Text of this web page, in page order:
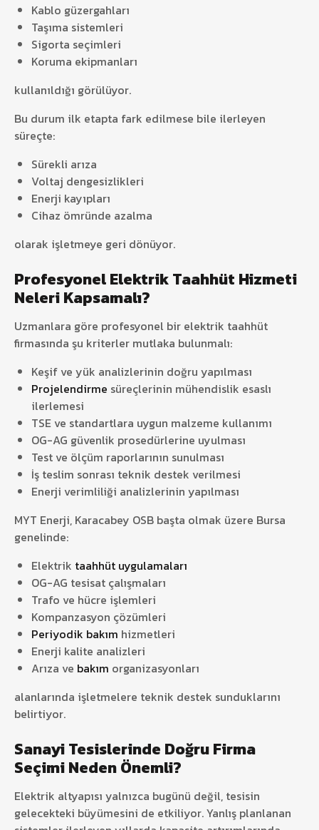
Kablo güzergahları
Taşıma sistemleri
Sigorta seçimleri
Koruma ekipmanları
kullanıldığı görülüyor.
Bu durum ilk etapta fark edilmese bile ilerleyen
süreçte:
Sürekli arıza
Voltaj dengesizlikleri
Enerji kayıpları
Cihaz ömründe azalma
olarak işletmeye geri dönüyor.
Profesyonel Elektrik Taahhüt Hizmeti
Neleri Kapsamalı?
Uzmanlara göre profesyonel bir elektrik taahhüt
firmasında şu kriterler mutlaka bulunmalı:
Keşif ve yük analizlerinin doğru yapılması
Projelendirme süreçlerinin mühendislik esaslı
ilerlemesi
TSE ve standartlara uygun malzeme kullanımı
OG-AG güvenlik prosedürlerine uyulması
Test ve ölçüm raporlarının sunulması
İş teslim sonrası teknik destek verilmesi
Enerji verimliliği analizlerinin yapılması
MYT Enerji, Karacabey OSB başta olmak üzere Bursa
genelinde:
Elektrik taahhüt uygulamaları
OG-AG tesisat çalışmaları
Trafo ve hücre işlemleri
Kompanzasyon çözümleri
Periyodik bakım hizmetleri
Enerji kalite analizleri
Arıza ve bakım organizasyonları
alanlarında işletmelere teknik destek sunduklarını
belirtiyor.
Sanayi Tesislerinde Doğru Firma
Seçimi Neden Önemli?
Elektrik altyapısı yalnızca bugünü değil, tesisin
gelecekteki büyümesini de etkiliyor. Yanlış planlanan